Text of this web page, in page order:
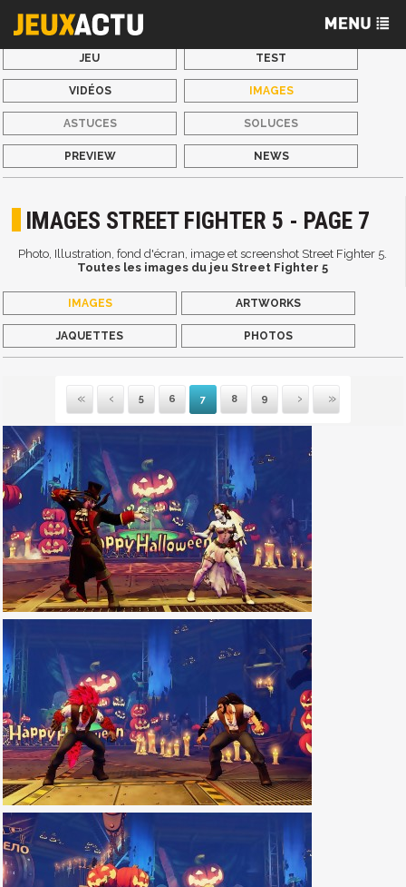
JEU TEST
VIDÉOS IMAGES
ASTUCES SOLUCES
PREVIEW NEWS
IMAGES STREET FIGHTER 5 - PAGE 7
Photo, Illustration, fond d'écran, image et screenshot Street Fighter 5.
Toutes les images du jeu Street Fighter 5
IMAGES ARTWORKS
JAQUETTES PHOTOS
Première
Précédente
5 6 7 8 9
Suivante
Dernière